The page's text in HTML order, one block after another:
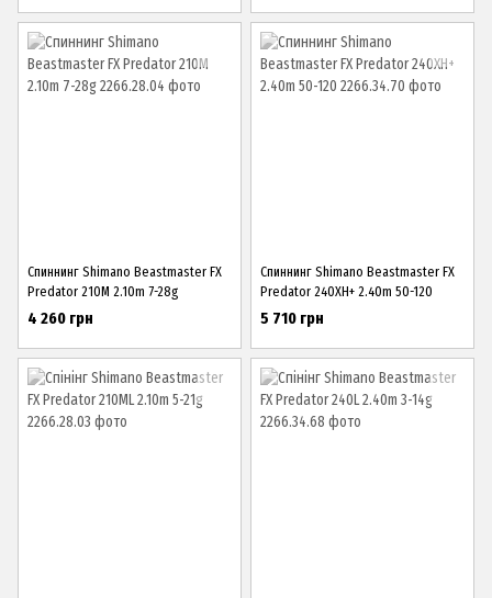
Спиннинг Shimano Beastmaster FX
Predator 210M 2.10m 7-28g
4 260 грн
Спиннинг Shimano Beastmaster FX
Predator 240XH+ 2.40m 50-120
5 710 грн